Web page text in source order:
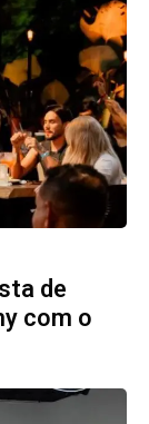
de
com o